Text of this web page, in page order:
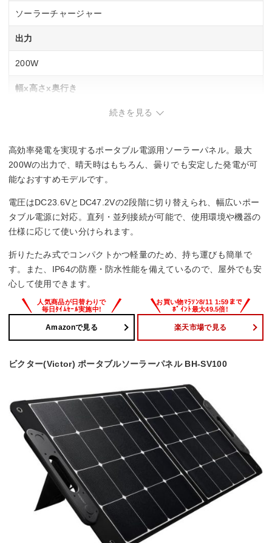
ソーラーチャージャー
出力
200W
幅x高さx奥行き
7.93kg
続きを見る
高効率発電を実現するポータブル電源用ソーラーパネル。最大
200Wの出力で、晴天時はもちろん、曇りでも安定した発電が可
能なおすすめモデルです。
電圧はDC23.6VとDC47.2Vの2段階に切り替えられ、幅広いポー
タブル電源に対応。直列・並列接続が可能で、使用環境や機器の
仕様に応じて使い分けられます。
折りたたみ式でコンパクトかつ軽量のため、持ち運びも簡単で
す。また、IP64の防塵・防水性能を備えているので、屋外でも安
心して使用できます。
Amazonで見る 楽天市場で見る
ビクター(Victor) ポータブルソーラーパネル BH-SV100